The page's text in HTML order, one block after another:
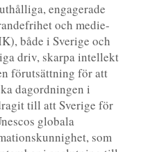
engagerade
och medie-
både i Sverige och
driv, skarpa intellekt
förutsättning för att
dagordningen i
till att Sverige för
globala
som